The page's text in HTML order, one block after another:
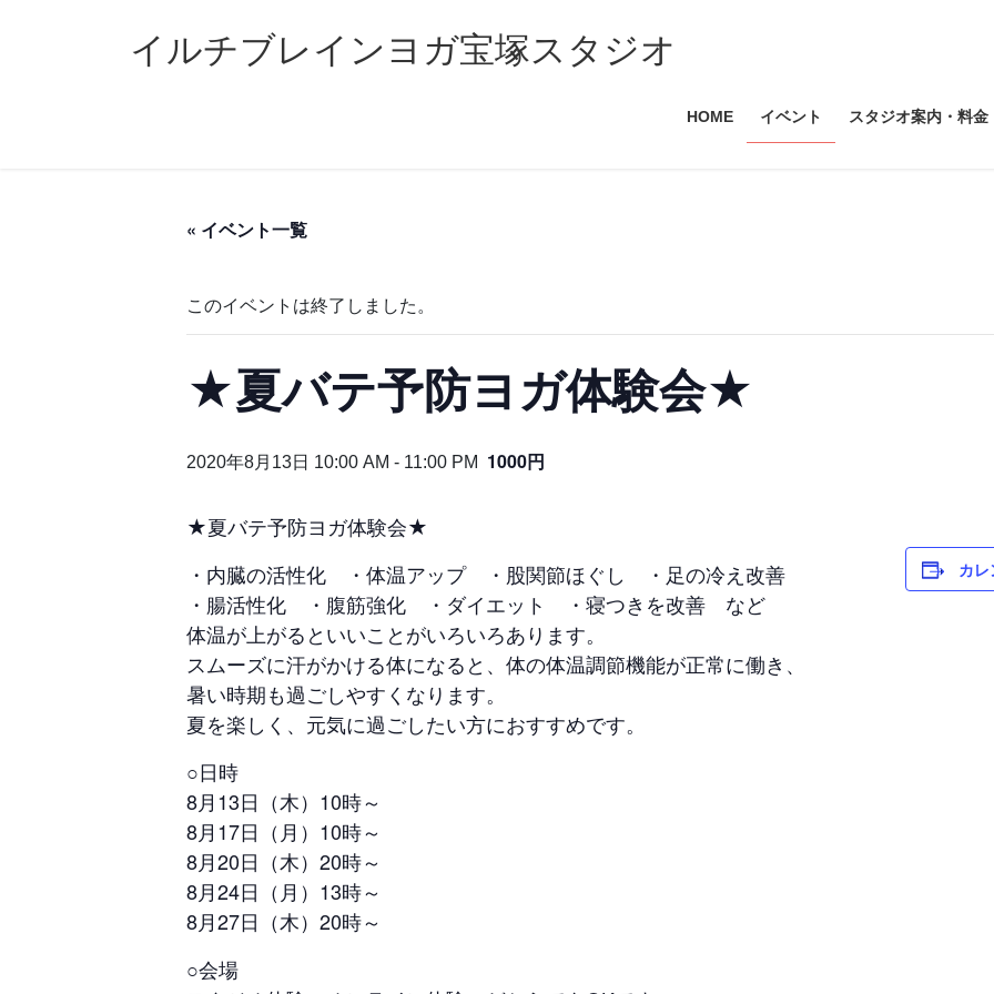
イルチブレインヨガ宝塚スタジオ
HOME イベント スタジオ案内・料金
« イベント一覧
このイベントは終了しました。
★夏バテ予防ヨガ体験会★
2020年8月13日 10:00 AM - 11:00 PM 1000円
★夏バテ予防ヨガ体験会★
・内臓の活性化 ・体温アップ ・股関節ほぐし ・足の冷え改善
・腸活性化 ・腹筋強化 ・ダイエット ・寝つきを改善 など
体温が上がるといいことがいろいろあります。
スムーズに汗がかける体になると、体の体温調節機能が正常に働き、
暑い時期も過ごしやすくなります。
夏を楽しく、元気に過ごしたい方におすすめです。
○日時
8月13日（木）10時～
8月17日（月）10時～
8月20日（木）20時～
8月24日（月）13時～
8月27日（木）20時～
○会場
カ